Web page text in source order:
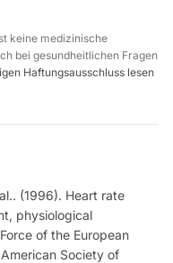
keine medizinische
bei gesundheitlichen Fragen
Haftungsausschluss lesen
(1996). Heart rate
physiological
of the European
Society of